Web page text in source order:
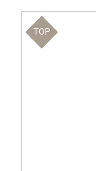
TOP